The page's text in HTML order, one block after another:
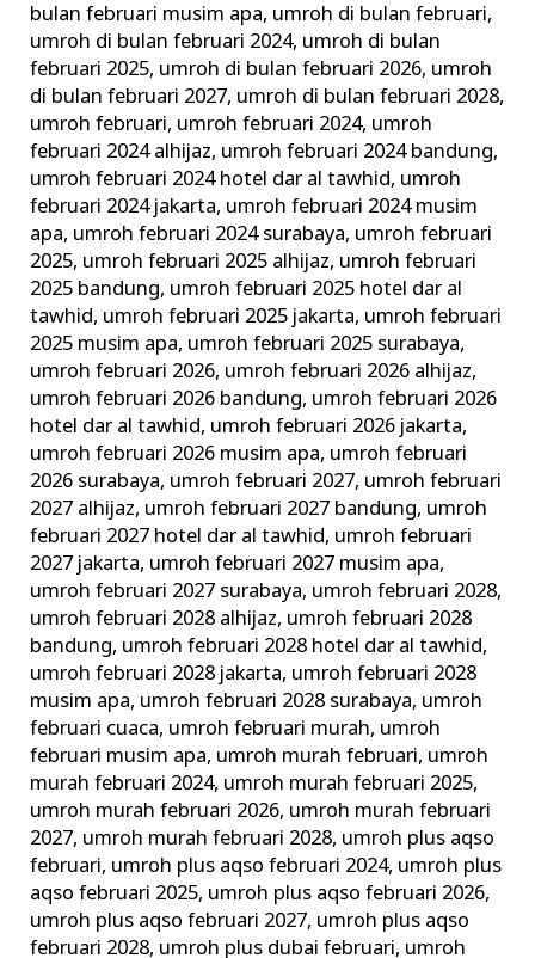
bulan februari musim apa, umroh di bulan februari,
umroh di bulan februari 2024, umroh di bulan
februari 2025, umroh di bulan februari 2026, umroh
di bulan februari 2027, umroh di bulan februari 2028,
umroh februari, umroh februari 2024, umroh
februari 2024 alhijaz, umroh februari 2024 bandung,
umroh februari 2024 hotel dar al tawhid, umroh
februari 2024 jakarta, umroh februari 2024 musim
apa, umroh februari 2024 surabaya, umroh februari
2025, umroh februari 2025 alhijaz, umroh februari
2025 bandung, umroh februari 2025 hotel dar al
tawhid, umroh februari 2025 jakarta, umroh februari
2025 musim apa, umroh februari 2025 surabaya,
umroh februari 2026, umroh februari 2026 alhijaz,
umroh februari 2026 bandung, umroh februari 2026
hotel dar al tawhid, umroh februari 2026 jakarta,
umroh februari 2026 musim apa, umroh februari
2026 surabaya, umroh februari 2027, umroh februari
2027 alhijaz, umroh februari 2027 bandung, umroh
februari 2027 hotel dar al tawhid, umroh februari
2027 jakarta, umroh februari 2027 musim apa,
umroh februari 2027 surabaya, umroh februari 2028,
umroh februari 2028 alhijaz, umroh februari 2028
bandung, umroh februari 2028 hotel dar al tawhid,
umroh februari 2028 jakarta, umroh februari 2028
musim apa, umroh februari 2028 surabaya, umroh
februari cuaca, umroh februari murah, umroh
februari musim apa, umroh murah februari, umroh
murah februari 2024, umroh murah februari 2025,
umroh murah februari 2026, umroh murah februari
2027, umroh murah februari 2028, umroh plus aqso
februari, umroh plus aqso februari 2024, umroh plus
aqso februari 2025, umroh plus aqso februari 2026,
umroh plus aqso februari 2027, umroh plus aqso
februari 2028, umroh plus dubai februari, umroh